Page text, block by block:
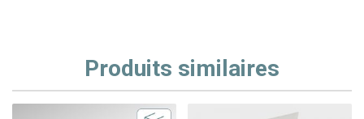
Produits similaires